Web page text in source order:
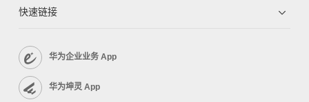
快速链接
华为企业业务 App
华为坤灵 App